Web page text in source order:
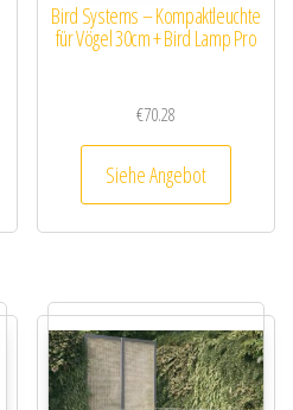
Bird Systems – Kompaktleuchte
für Vögel 30cm + Bird Lamp Pro
€70.28
Siehe Angebot